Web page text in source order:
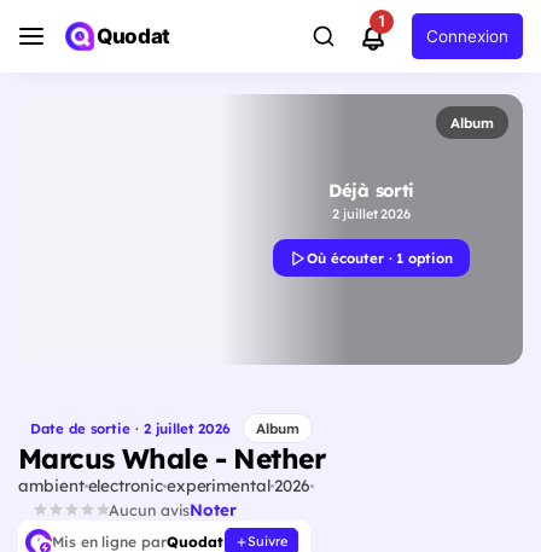
Quodat
1
Connexion
Album
Déjà sorti
2 juillet 2026
Où écouter · 1 option
Date de sortie · 2 juillet 2026 Album
Marcus Whale - Nether
ambientelectronicexperimental2026
Aucun avisNoter
Mis en ligne parQuodat Suivre